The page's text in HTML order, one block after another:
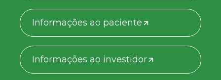
Informações ao paciente
Informações ao investidor